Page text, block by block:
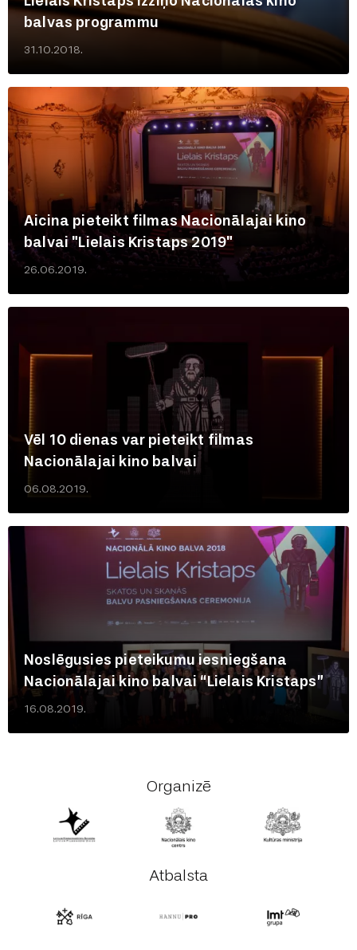
balvas programmu
31.10.2018.
Aicina pieteikt filmas Nacionālajai kino
balvai "Lielais Kristaps 2019"
26.06.2019.
Vēl 10 dienas var pieteikt filmas
Nacionālajai kino balvai
06.08.2019.
Noslēgusies pieteikumu iesniegšana
Nacionālajai kino balvai “Lielais Kristaps”
16.08.2019.
Organizē
Atbalsta